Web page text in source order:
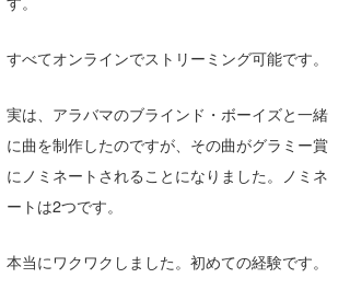
すべてオンラインでストリーミング可能です。
実は、アラバマのブラインド・ボーイズと一緒
に曲を制作したのですが、その曲がグラミー賞
にノミネートされることになりました。ノミネ
ートは2つです。
本当にワクワクしました。初めての経験です。